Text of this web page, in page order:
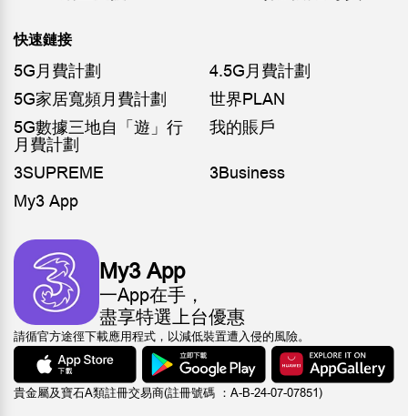
快速鏈接
5G月費計劃
4.5G月費計劃
5G家居寬頻月費計劃
世界PLAN
5G數據三地自「遊」行
月費計劃
我的賬戶
3SUPREME
3Business
My3 App
My3 App
一App在手，
盡享特選上台優惠
請循官方途徑下載應用程式，以減低裝置遭入侵的風險。
貴金屬及寶石A類註冊交易商(註冊號碼 ：A-B-24-07-07851)